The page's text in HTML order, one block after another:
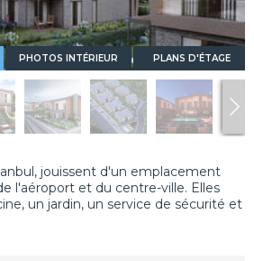
PHOTOS INTÉRIEUR PLANS D'ÉTAGE
jouissent d'un emplacement
l'aéroport et du centre-ville. Elles
un jardin, un service de sécurité et